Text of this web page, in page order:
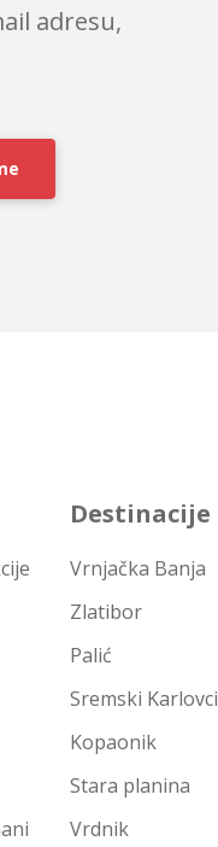
adresu,
Destinacije
Vrnjačka Banja
Zlatibor
Palić
Sremski Karlovci
Kopaonik
Stara planina
Vrdnik